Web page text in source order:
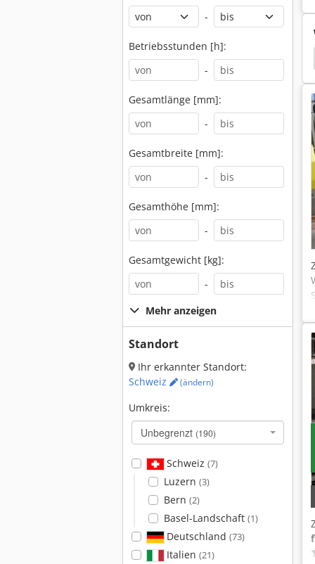
-
Betriebsstunden [h]:
-
Gesamtlänge [mm]:
-
Gesamtbreite [mm]:
-
Gesamthöhe [mm]:
-
Gesamtgewicht [kg]:
-
Mehr anzeigen
Standort
Ihr erkannter Standort:
Schweiz
(ändern)
Umkreis:
Unbegrenzt (190)
Schweiz (7)
Luzern (3)
Bern (2)
Basel-Landschaft (1)
Deutschland (73)
Italien (21)
Cnc Drehmaschine Preis Biglia